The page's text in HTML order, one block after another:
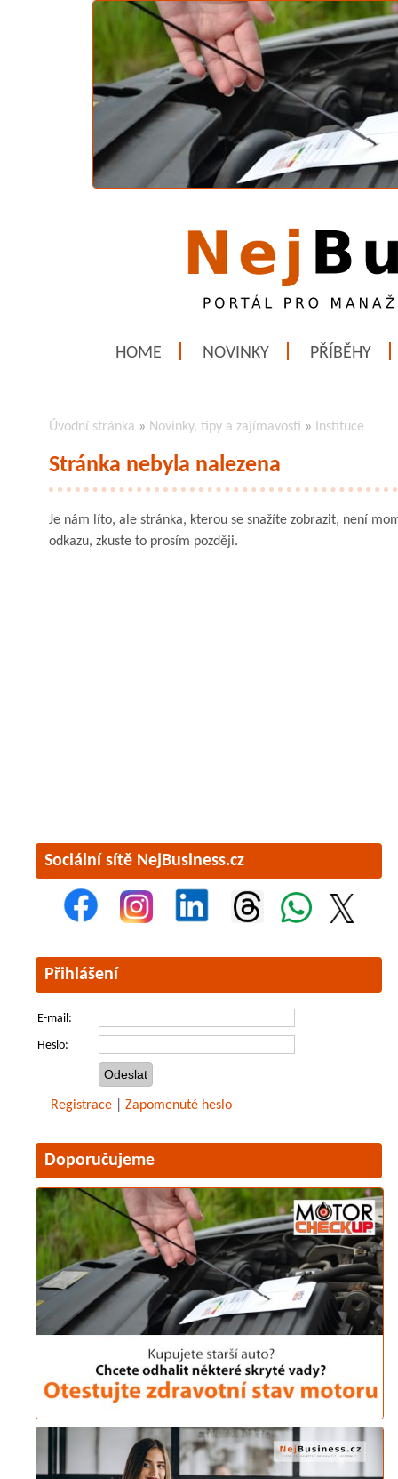
HOME NOVINKY PŘÍBĚHY
Úvodní stránka » Novinky, tipy a zajímavosti » Instituce
Stránka nebyla nalezena
Je nám líto, ale stránka, kterou se snažíte zobrazit, není
odkazu, zkuste to prosím později.
Sociální sítě NejBusiness.cz
Přihlášení
E-mail:
Heslo:
Registrace Zapomenuté heslo
Doporučujeme